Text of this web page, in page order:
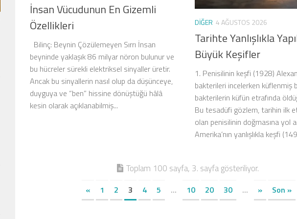
İnsan Vücudunun En Gizemli
Özellikleri
Bilinç: Beynin Çözülemeyen Sırrı İnsan
beyninde yaklaşık 86 milyar nöron bulunur ve
bu hücreler sürekli elektriksel sinyaller üretir.
Ancak bu sinyallerin nasıl olup da düşünceye,
duyguya ve “ben” hissine dönüştüğü hâlâ
kesin olarak açıklanabilmiş...
DIĞER 4 AĞUSTOS 2026
Tarihte Yanlışlıkla
Büyük Keşifler
1. Penisilinin keşfi (1928)
bakterileri incelerken küflenmiş
bakterilerin küfün etrafında
Bu tesadüfi gözlem, tarihin ilk
olan penisilinin doğmasına yol
Amerika’nın yanlışlıkla keşfi
Toplam 100 sayfa, 3. sayfa gösteriliyor.
« 1 2 3 4 5 ... 10 20 30 ... » Son »